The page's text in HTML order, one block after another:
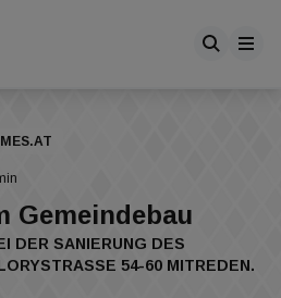
Gemeindebau
DER SANIERUNG DES
54-60 MITREDEN.